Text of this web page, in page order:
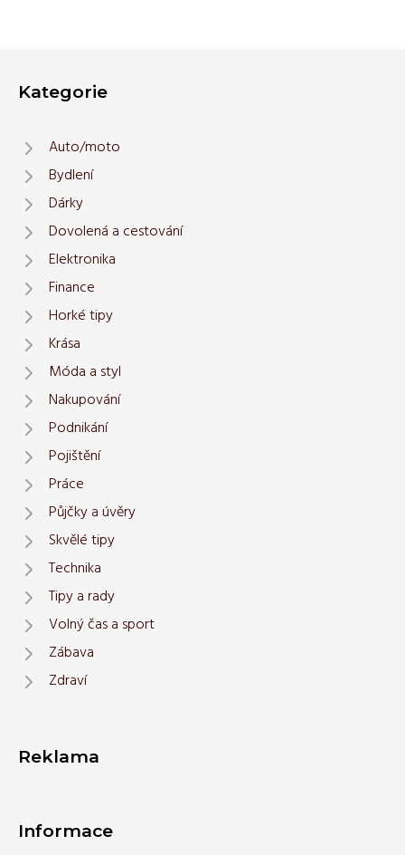
Kategorie
Auto/moto
Bydlení
Dárky
Dovolená a cestování
Elektronika
Finance
Horké tipy
Krása
Móda a styl
Nakupování
Podnikání
Pojištění
Práce
Půjčky a úvěry
Skvělé tipy
Technika
Tipy a rady
Volný čas a sport
Zábava
Zdraví
Reklama
Informace